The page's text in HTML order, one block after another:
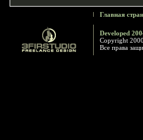
Главная
Developed
Copyright
Все права